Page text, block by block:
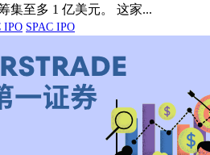
集至多 1 亿美元。 这家...
IPO SPAC IPO